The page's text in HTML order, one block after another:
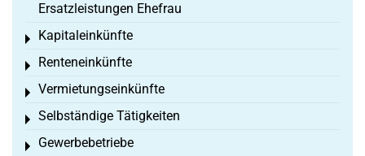
Ersatzleistungen Ehefrau
Kapitaleinkünfte
Toggle menu
Renteneinkünfte
Toggle menu
Vermietungseinkünfte
Toggle menu
Selbständige Tätigkeiten
Toggle menu
Gewerbebetriebe
Toggle menu